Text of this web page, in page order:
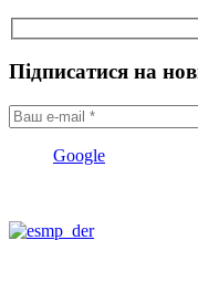
Підписатися на
Google